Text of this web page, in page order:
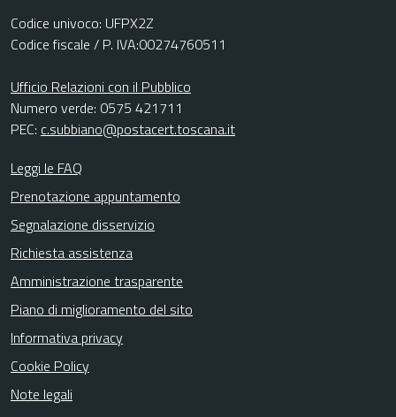
Codice univoco: UFPX2Z
Codice fiscale / P. IVA:00274760511
Ufficio Relazioni con il Pubblico
Numero verde: 0575 421711
PEC: c.subbiano@postacert.toscana.it
Leggi le FAQ
Prenotazione appuntamento
Segnalazione disservizio
Richiesta assistenza
Amministrazione trasparente
Piano di miglioramento del sito
Informativa privacy
Cookie Policy
Note legali